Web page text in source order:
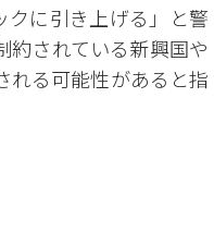
クに引き上げる」と警
約されている新興国や
れる可能性があると指